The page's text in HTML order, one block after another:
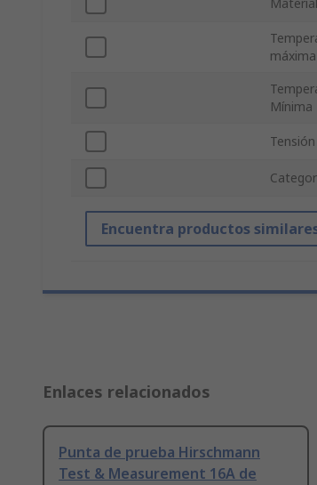
máxima
Mínima
Encuentra productos
Enlaces relacionados
Punta de prueba Hirschmann
Test & Measurement 16A de